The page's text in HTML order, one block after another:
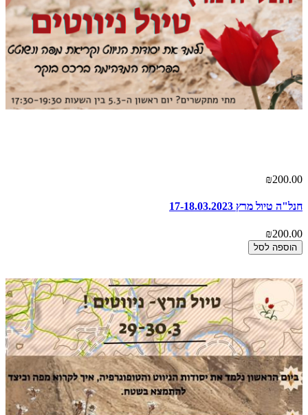
₪200.00
חנל"ה טיול מרץ 17-18.03.2023
₪200.00
הוספה לסל